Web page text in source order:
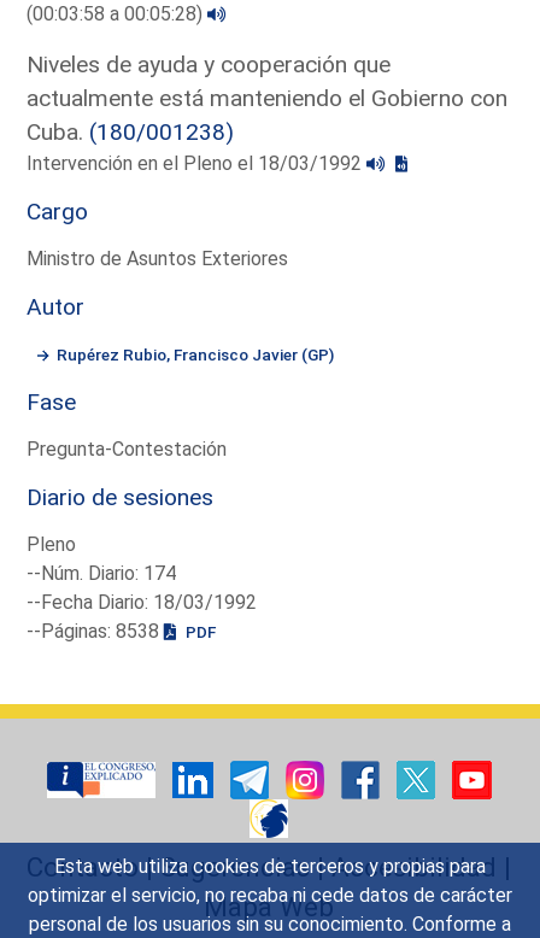
Esta web utiliza cookies de terceros y propias para
optimizar el servicio, no recaba ni cede datos de carácter
personal de los usuarios sin su conocimiento. Conforme a
(00:03:58 a 00:05:28)
Niveles de ayuda y cooperación que
actualmente está manteniendo el Gobierno con
Cuba. (180/001238)
Intervención en el Pleno el 18/03/1992
Cargo
Ministro de Asuntos Exteriores
Autor
Rupérez Rubio, Francisco Javier (GP)
Fase
Pregunta-Contestación
Diario de sesiones
Pleno
--Núm. Diario: 174
--Fecha Diario: 18/03/1992
--Páginas: 8538
PDF
Contacto|Sugerencias|Accesibilidad |
Mapa Web